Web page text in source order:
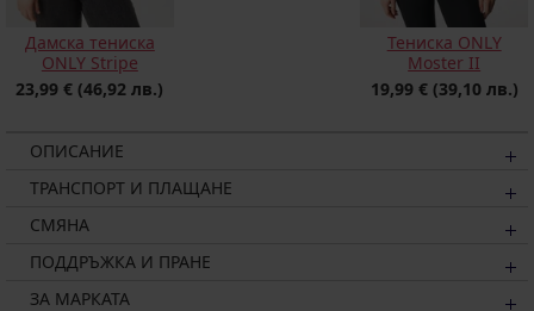
Дамска тениска
ONLY Stripe
23,99 € (46,92 лв.)
Тениска ONLY
Moster II
19,99 € (39,10 лв.)
ОПИСАНИЕ
ТРАНСПОРТ И ПЛАЩАНЕ
СМЯНА
ПОДДРЪЖКА И ПРАНЕ
ЗА МАРКАТА